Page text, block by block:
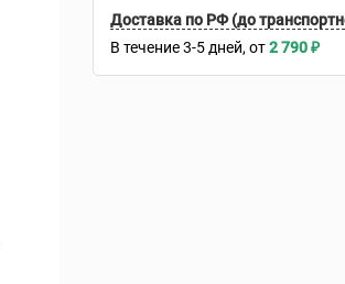
Доставка по РФ (до
В течение 3-5 дней 2 790₽